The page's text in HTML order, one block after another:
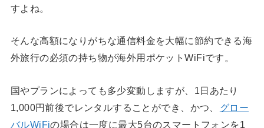
すよね。
そんな高額になりがちな通信料金を大幅に節約できる海
外旅行の必須の持ち物が海外用ポケットWiFiです。
国やプランによっても多少変動しますが、1日あたり
1,000円前後でレンタルすることができ、かつ、
グロー
バルWiFiの場合は一度に最大5台のスマートフォンを1